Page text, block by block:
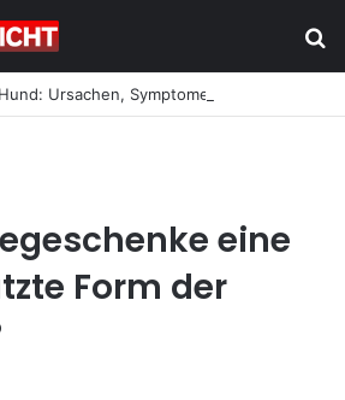
eine
Form der